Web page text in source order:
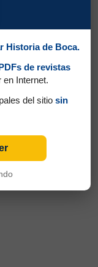
Historia de Boca.
de revistas
en Internet.
del sitio sin